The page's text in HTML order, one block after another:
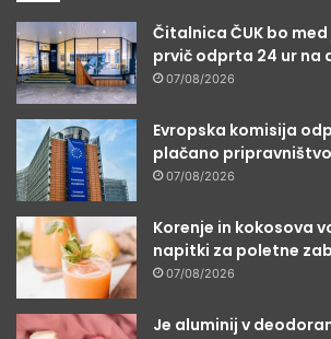
Čitalnica ČUK bo
prvič odprta 24 ur na
07/08/2026
Evropska komisija
plačano pripravništvo
07/08/2026
Korenje in kokosova
napitki za poletne
07/08/2026
Je aluminij v